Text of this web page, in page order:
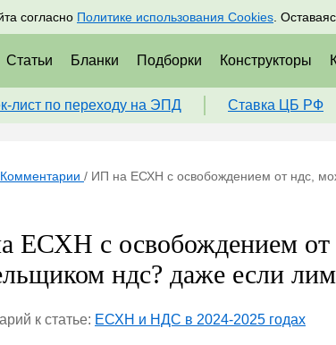
согласно Политике использования Cookies .
Подписаться
Статьи Бланки Подборки Конструкторы
лист по переходу на ЭПД Ставка ЦБ РФ
Комментарии / ИП на ЕСХН с освобождением от ндс,
ЕСХН с освобождением от
ндс? даже если
к статье: ЕСХН и НДС в 2024-2025 годах